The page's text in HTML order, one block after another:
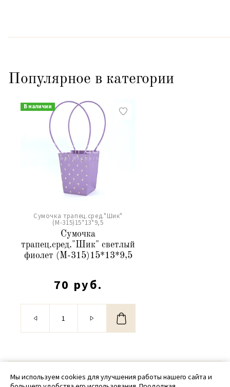
Популярное в категории
В наличии
Сумочка трапец.сред."Шик"
(М-315)15*13*9,5
Сумочка
трапец.сред."Шик" светлый
фиолет (М-315)15*13*9,5
70 руб.
© 2020 - 2026 SamPack
Мы используем cookies для улучшения работы нашего сайта и